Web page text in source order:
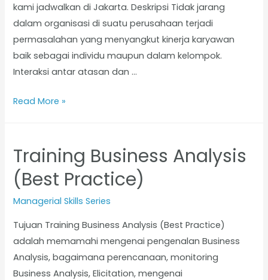
kami jadwalkan di Jakarta. Deskripsi Tidak jarang
dalam organisasi di suatu perusahaan terjadi
permasalahan yang menyangkut kinerja karyawan
baik sebagai individu maupun dalam kelompok.
Interaksi antar atasan dan …
Read More »
Training Business Analysis
(Best Practice)
Managerial Skills Series
Tujuan Training Business Analysis (Best Practice)
adalah memamahi mengenai pengenalan Business
Analysis, bagaimana perencanaan, monitoring
Business Analysis, Elicitation, mengenai